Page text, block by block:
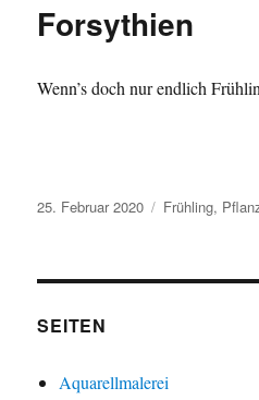
Forsythien
Wenn’s doch nur endlich
Veröffentlicht
25. Februar 2020 Kategorien
Frühling,
SEITEN
Aquarellmalerei